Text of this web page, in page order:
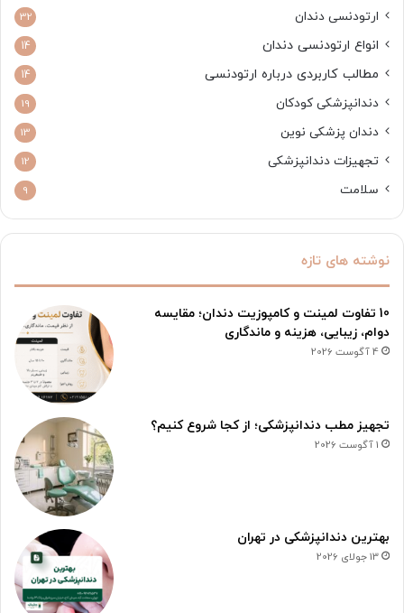
ارتودنسی دندان 32
انواع ارتودنسی دندان 14
مطالب کاربردی درباره ارتودنسی 14
دندانپزشکی کودکان 19
دندان پزشکی نوین 13
تجهیزات دندانپزشکی 12
سلامت 9
نوشته های تازه
10 تفاوت لمینت و کامپوزیت دندان؛ مقایسه
دوام، زیبایی، هزینه و ماندگاری
4 آگوست 2026
تجهیز مطب دندانپزشکی؛ از کجا شروع کنیم؟
1 آگوست 2026
بهترین دندانپزشکی در تهران
13 جولای 2026